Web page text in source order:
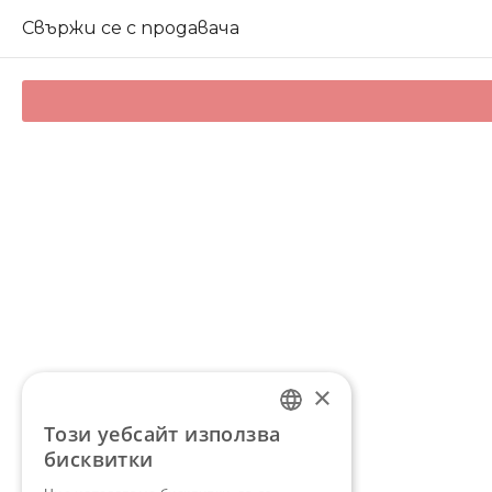
Свържи се с продавача
BULGARIAN
×
Този уебсайт използва
бисквитки